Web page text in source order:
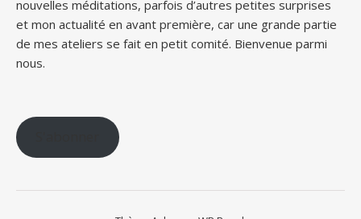
nouvelles méditations, parfois d’autres petites surprises
et mon actualité en avant première, car une grande partie
de mes ateliers se fait en petit comité. Bienvenue parmi
nous.